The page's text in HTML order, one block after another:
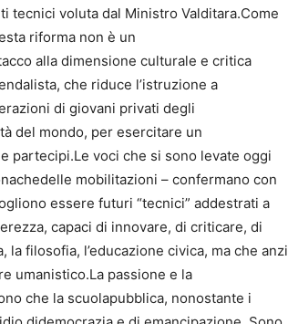
tecnici voluta dal Ministro Valditara.Come
riforma non è un
alla dimensione culturale e critica
che riduce l’istruzione a
di giovani privati degli
del mondo, per esercitare un
partecipi.Le voci che si sono levate oggi
mobilitazioni – confermano con
essere futuri “tecnici” addestrati a
capaci di innovare, di criticare, di
filosofia, l’educazione civica, ma che anzi
umanistico.La passione e la
che la scuolapubblica, nonostante i